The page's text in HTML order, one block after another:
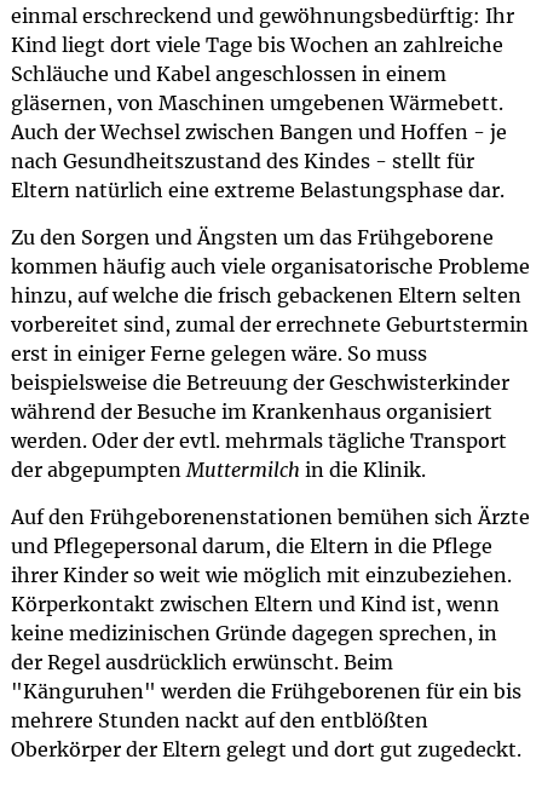
einmal erschreckend und gewöhnungsbedürftig: Ihr
Kind liegt dort viele Tage bis Wochen an zahlreiche
Schläuche und Kabel angeschlossen in einem
gläsernen, von Maschinen umgebenen Wärmebett.
Auch der Wechsel zwischen Bangen und Hoffen - je
nach Gesundheitszustand des Kindes - stellt für
Eltern natürlich eine extreme Belastungsphase dar.
Zu den Sorgen und Ängsten um das Frühgeborene
kommen häufig auch viele organisatorische Probleme
hinzu, auf welche die frisch gebackenen Eltern selten
vorbereitet sind, zumal der errechnete Geburtstermin
erst in einiger Ferne gelegen wäre. So muss
beispielsweise die Betreuung der Geschwisterkinder
während der Besuche im Krankenhaus organisiert
werden. Oder der evtl. mehrmals tägliche Transport
der abgepumptenMuttermilch in die Klinik.
Auf den Frühgeborenenstationen bemühen sich Ärzte
und Pflegepersonal darum, die Eltern in die Pflege
ihrer Kinder so weit wie möglich mit einzubeziehen.
Körperkontakt zwischen Eltern und Kind ist, wenn
keine medizinischen Gründe dagegen sprechen, in
der Regel ausdrücklich erwünscht. Beim
"Känguruhen" werden die Frühgeborenen für ein bis
mehrere Stunden nackt auf den entblößten
Oberkörper der Eltern gelegt und dort gut zugedeckt.